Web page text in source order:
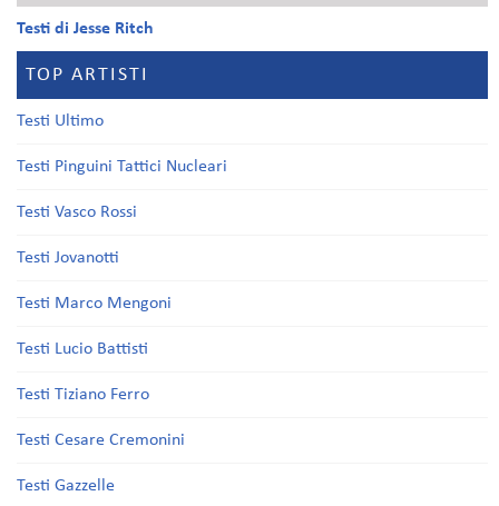
Testi di Jesse Ritch
TOP ARTISTI
Testi Ultimo
Testi Pinguini Tattici Nucleari
Testi Vasco Rossi
Testi Jovanotti
Testi Marco Mengoni
Testi Lucio Battisti
Testi Tiziano Ferro
Testi Cesare Cremonini
Testi Gazzelle